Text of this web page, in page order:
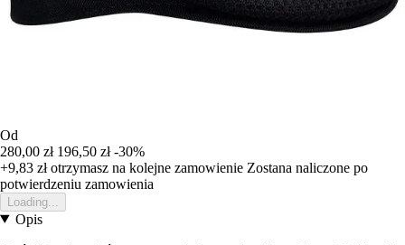
Od
280,00 zł 196,50 zł -30%
+9,83 złotrzymasz na kolejne zamowienie Zostana naliczone po
potwierdzeniu zamowienia
Loading...
Opis